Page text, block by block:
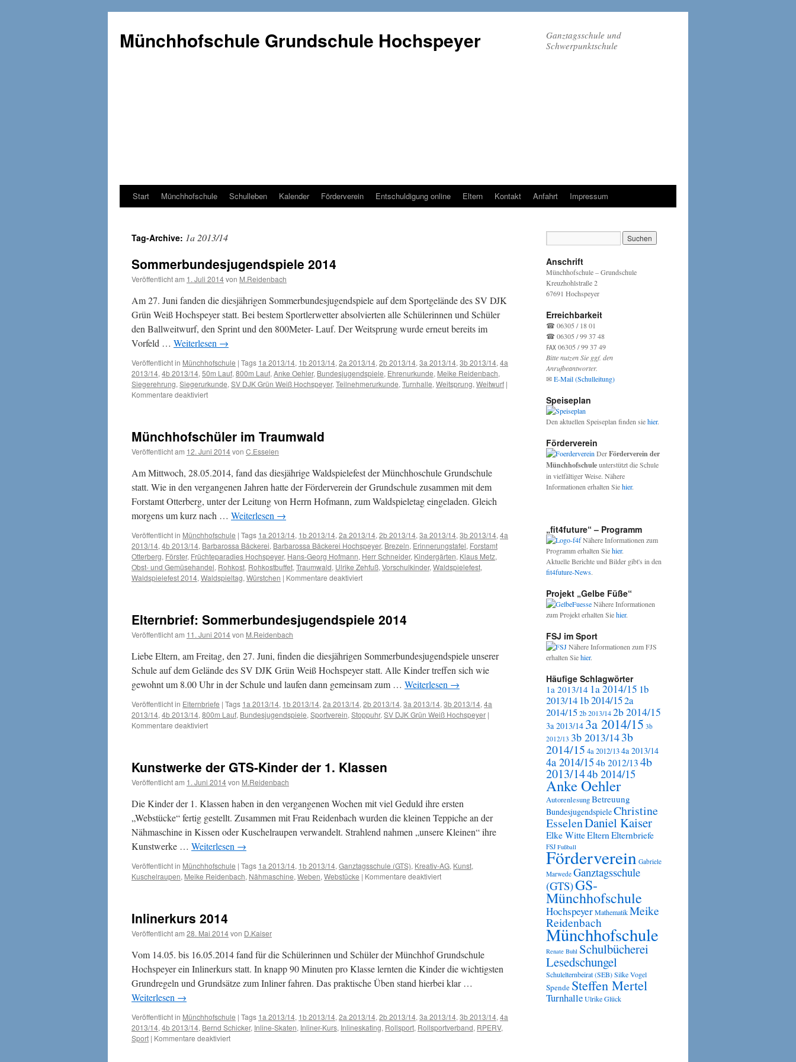
Münchhofschule Grundschule Hochspeyer
Ganztagsschule und
Schwerpunktschule
Weiter
Content
Start Münchhofschule Schulleben Kalender Förderverein Entschuldigung online Eltern Kontakt Anfahrt Impressum
Tag-Archive: 1a 2013/14
Sommerbundesjugendspiele 2014
Veröffentlicht am 1. Juli 2014von M.Reidenbach
Am 27. Juni fanden die diesjährigen Sommerbundesjugendspiele auf dem Sportgelände des SV DJK
Grün Weiß Hochspeyer statt. Bei bestem Sportlerwetter absolvierten alle Schülerinnen und Schüler
den Ballweitwurf, den Sprint und den 800Meter- Lauf. Der Weitsprung wurde erneut bereits im
Vorfeld … Weiterlesen →
Veröffentlicht in Münchhofschule | Tags 1a 2013/14, 1b 2013/14, 2a 2013/14, 2b 2013/14, 3a 2013/14, 3b 2013/14, 4a
2013/14, 4b 2013/14, 50m Lauf, 800m Lauf, Anke Oehler, Bundesjugendspiele, Ehrenurkunde, Meike Reidenbach,
Siegerehrung, Siegerurkunde, SV DJK Grün Weiß Hochspeyer, Teilnehmerurkunde, Turnhalle, Weitsprung, Weitwurf |
Kommentare deaktiviertfür
Münchhofschüler im Traumwald
Veröffentlicht am 12. Juni 2014von C.Esselen
Am Mittwoch, 28.05.2014, fand das diesjährige Waldspielefest der Münchhoschule Grundschule
statt. Wie in den vergangenen Jahren hatte der Förderverein der Grundschule zusammen mit dem
Forstamt Otterberg, unter der Leitung von Herrn Hofmann, zum Waldspieletag eingeladen. Gleich
morgens um kurz nach … Weiterlesen →
Veröffentlicht in Münchhofschule | Tags 1a 2013/14, 1b 2013/14, 2a 2013/14, 2b 2013/14, 3a 2013/14, 3b 2013/14, 4a
2013/14, 4b 2013/14, Barbarossa Bäckerei, Barbarossa Bäckerei Hochspeyer, Brezeln, Erinnerungstafel, Forstamt
Otterberg, Förster, Früchteparadies Hochspeyer, Hans-Georg Hofmann, Herr Schneider, Kindergärten, Klaus Metz,
Obst- und Gemüsehandel, Rohkost, Rohkostbuffet, Traumwald, Ulrike Zehfuß, Vorschulkinder, Waldspielefest,
Waldspielefest 2014, Waldspieltag, Würstchen | Kommentare deaktiviertfür
Elternbrief: Sommerbundesjugendspiele 2014
Veröffentlicht am 11. Juni 2014von M.Reidenbach
Liebe Eltern, am Freitag, den 27. Juni, finden die diesjährigen Sommerbundesjugendspiele unserer
Schule auf dem Gelände des SV DJK Grün Weiß Hochspeyer statt. Alle Kinder treffen sich wie
gewohnt um 8.00 Uhr in der Schule und laufen dann gemeinsam zum … Weiterlesen →
Veröffentlicht in Elternbriefe | Tags 1a 2013/14, 1b 2013/14, 2a 2013/14, 2b 2013/14, 3a 2013/14, 3b 2013/14, 4a
2013/14, 4b 2013/14, 800m Lauf, Bundesjugendspiele, Sportverein, Stoppuhr, SV DJK Grün Weiß Hochspeyer |
Kommentare deaktiviertfür
Kunstwerke der GTS-Kinder der 1. Klassen
Veröffentlicht am 1. Juni 2014von M.Reidenbach
Die Kinder der 1. Klassen haben in den vergangenen Wochen mit viel Geduld ihre ersten
„Webstücke“ fertig gestellt. Zusammen mit Frau Reidenbach wurden die kleinen Teppiche an der
Nähmaschine in Kissen oder Kuschelraupen verwandelt. Strahlend nahmen „unsere Kleinen“ ihre
Kunstwerke … Weiterlesen →
Veröffentlicht in Münchhofschule | Tags 1a 2013/14, 1b 2013/14, Ganztagsschule (GTS), Kreativ-AG, Kunst,
Kuschelraupen, Meike Reidenbach, Nähmaschine, Weben, Webstücke | Kommentare deaktiviertfür
Klassen
Inlinerkurs 2014
Veröffentlicht am 28. Mai 2014von D.Kaiser
Vom 14.05. bis 16.05.2014 fand für die Schülerinnen und Schüler der Münchhof Grundschule
Hochspeyer ein Inlinerkurs statt. In knapp 90 Minuten pro Klasse lernten die Kinder die wichtigsten
Grundregeln und Grundsätze zum Inliner fahren. Das praktische Üben stand hierbei klar …
Weiterlesen →
Veröffentlicht in Münchhofschule | Tags 1a 2013/14, 1b 2013/14, 2a 2013/14, 2b 2013/14, 3a 2013/14, 3b 2013/14, 4a
2013/14, 4b 2013/14, Bernd Schicker, Inline-Skaten, Inliner-Kurs, Inlineskating, Rollsport, Rollsportverband, RPERV,
Sport | Kommentare deaktiviertfür
Anschrift
Münchhofschule – Grundschule
Kreuzhohlstraße 2
67691 Hochspeyer
Erreichbarkeit
☎ 06305 / 18 01
☎ 06305 / 99 37 48
℻ 06305 / 99 37 49
Bitte nutzen Sie ggf. den
Anrufbeantworter.
✉E-Mail (Schulleitung)
Speiseplan
Den aktuellen Speiseplan finden siehier.
Förderverein
DerFörderverein der
Münchhofschuleunterstützt die Schule
in vielfältiger Weise. Nähere
Informationen erhalten Siehier.
„fit4future“ – Programm
Nähere Informationen zum
Programm erhalten Siehier.
Aktuelle Berichte und Bilder gibt's in den
fit4future-News.
Projekt „Gelbe Füße“
Nähere Informationen
zum Projekt erhalten Siehier.
FSJ im Sport
Nähere Informationen zum FJS
erhalten Siehier.
Häufige Schlagwörter
1a 2013/14 1a 2014/15 1b
2013/14 1b 2014/152a
2014/152b 2013/142b 2014/15
3a 2013/14 3a 2014/15 3b
2012/13 3b 2013/143b
2014/15 4a 2012/134a 2013/14
4a 2014/15 4b 2012/13 4b
2013/144b 2014/15
Anke Oehler
AutorenlesungBetreuung
BundesjugendspieleChristine
EsselenDaniel Kaiser
Elke WitteEltern Elternbriefe
FSJ Fußball
Förderverein Gabriele
Marwede Ganztagsschule
(GTS)GS-
Münchhofschule
HochspeyerMathematikMeike
Reidenbach
Münchhofschule
Renate Buhl Schulbücherei
Lesedschungel
Schulelternbeirat (SEB)Silke Vogel
Spende Steffen Mertel
TurnhalleUlrike Glück